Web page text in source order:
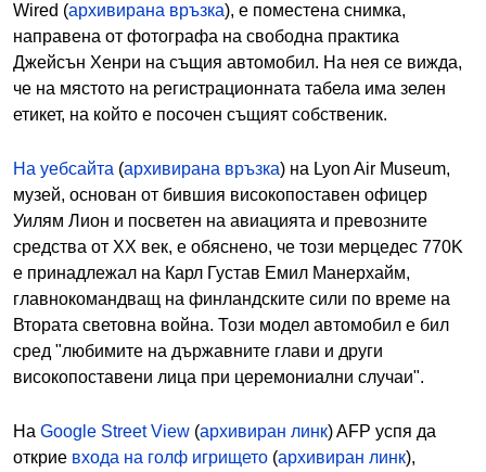
Wired (архивирана връзка), е поместена снимка,
направена от фотографа на свободна практика
Джейсън Хенри на същия автомобил. На нея се вижда,
че на мястото на регистрационната табела има зелен
етикет, на който е посочен същият собственик.
На уебсайта (архивирана връзка) на Lyon Air Museum,
музей, основан от бившия високопоставен офицер
Уилям Лион и посветен на авиацията и превозните
средства от ХХ век, е обяснено, че този мерцедес 770K
е принадлежал на Карл Густав Емил Манерхайм,
главнокомандващ на финландските сили по време на
Втората световна война. Този модел автомобил е бил
сред "любимите на държавните глави и други
високопоставени лица при церемониални случаи".
На Google Street View (архивиран линк) AFP успя да
открие входа на голф игрището (архивиран линк),